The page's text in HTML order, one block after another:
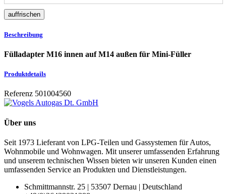
Beschreibung
Fülladapter M16 innen auf M14 außen für Mini-Füller
Produktdetails
Referenz 501004560
Über uns
Seit 1973 Lieferant von LPG-Teilen und Gassystemen für Autos,
Wohnmobile und Wohnwagen. Mit unserer umfassenden Erfahrung
und unserem technischen Wissen bieten wir unseren Kunden einen
umfassenden Service an Produkten und Dienstleistungen.
Schmittmannstr. 25 | 53507 Dernau | Deutschland